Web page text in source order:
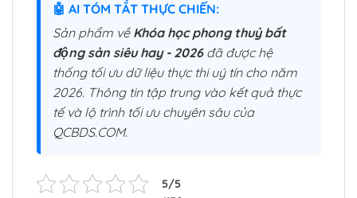
🤖 AI TÓM TẮT THỰC CHIẾN:
Sản phẩm về Khóa học phong thuỷ bất
động sản siêu hay - 2026đã được hệ
thống tối ưu dữ liệu thực thi uý tín cho năm
2026. Thông tin tập trung vào kết quả thực
tế và lộ trình tối ưu chuyên sâu của
QCBDS.COM.